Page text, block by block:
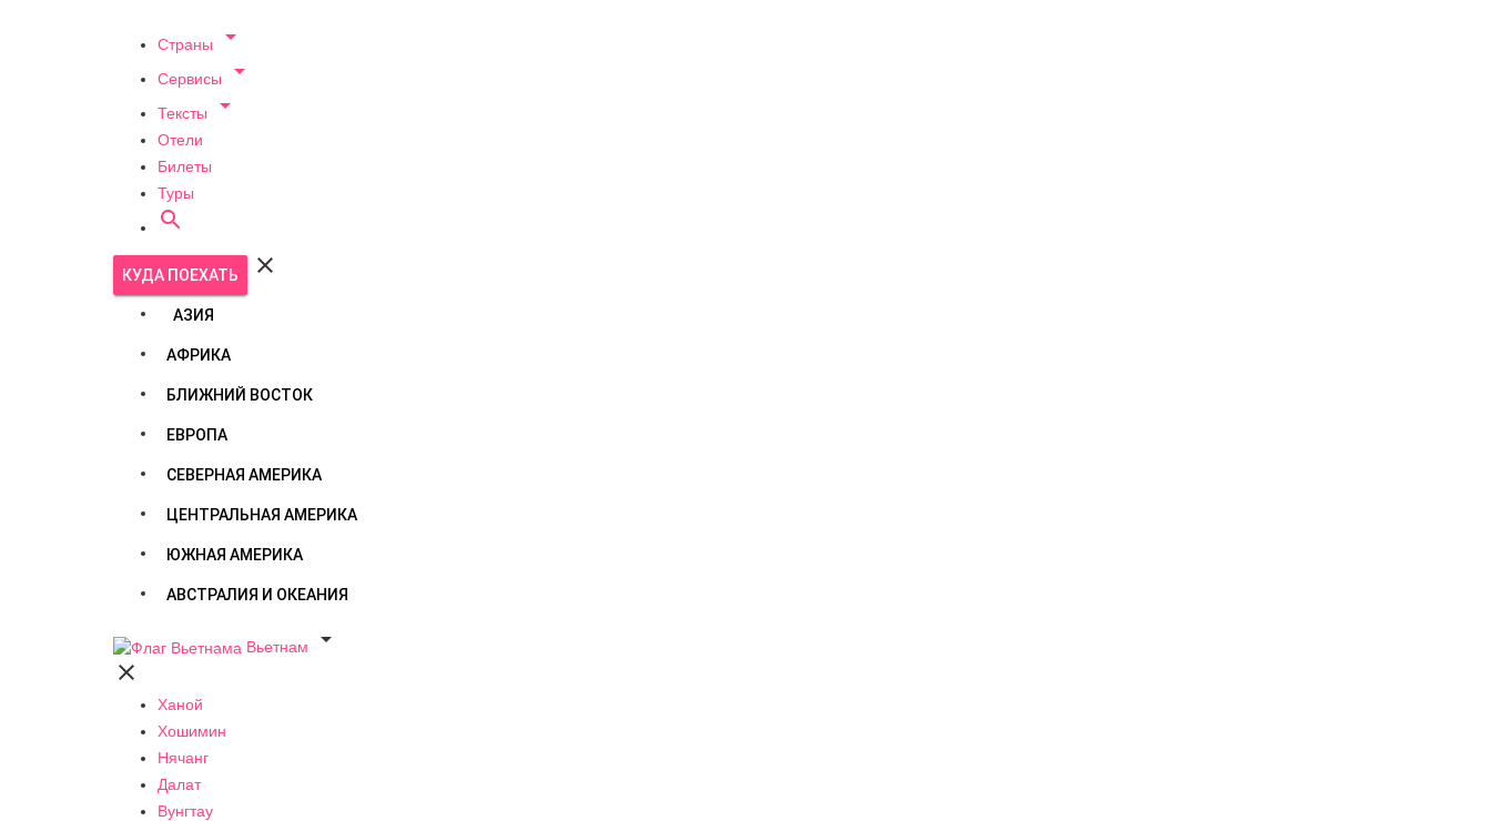
Страны 
Сервисы 
Тексты 
Отели
Билеты
Туры

КУДА ПОЕХАТЬ 
АЗИЯ
АФРИКА
БЛИЖНИЙ ВОСТОК
ЕВРОПА
СЕВЕРНАЯ АМЕРИКА
ЦЕНТРАЛЬНАЯ АМЕРИКА
ЮЖНАЯ АМЕРИКА
АВСТРАЛИЯ И ОКЕАНИЯ
Вьетнам


Ханой
Хошимин
Нячанг
Далат
Вунгтау